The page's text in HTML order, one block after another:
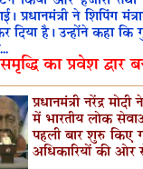
प्रधानमंत्री ने शिपिंग
दिया है। उन्होंने कहा कि
का प्रवेश द्वार
प्रधानमंत्री नरेंद्र
में भारतीय लोक
पहली बार शुरु किए
अधिकारियों की ओर